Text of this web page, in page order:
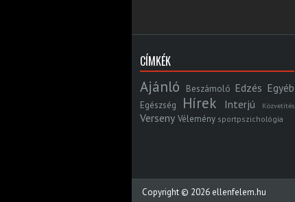
CÍMKÉK
Ajánló Beszámoló Edzés Egyéb
Egészség Hírek Interjú Közvetítés
Verseny Vélemény sportpszichológia
Copyright © 2026 ellenfelem.hu